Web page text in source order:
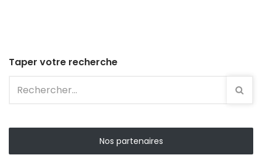
Taper votre recherche
Nos partenaires